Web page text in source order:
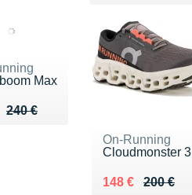
Max
240 €
de 240 €
172 €
On-Running
Cloudmonster 3
200 €
Au lieu de 200 €
148 €
Vendu 148 €